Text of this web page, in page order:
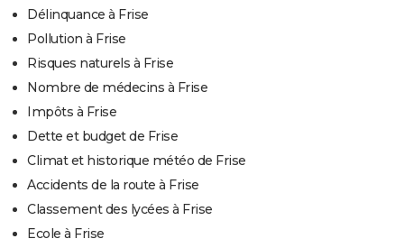
Délinquance à Frise
Pollution à Frise
Risques naturels à Frise
Nombre de médecins à Frise
Impôts à Frise
Dette et budget de Frise
Climat et historique météo de Frise
Accidents de la route à Frise
Classement des lycées à Frise
Ecole à Frise